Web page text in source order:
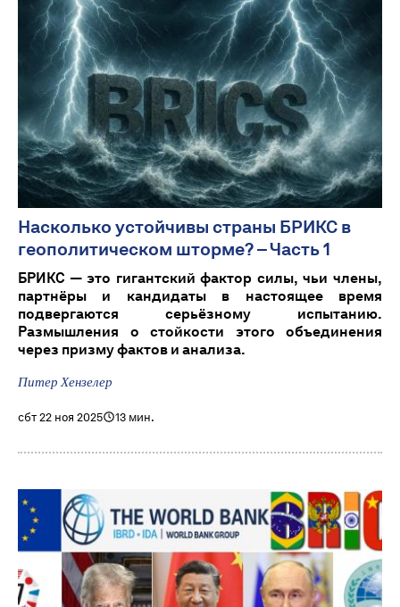
Насколько устойчивы страны БРИКС в
геополитическом шторме? – Часть 1
БРИКС — это гигантский фактор силы, чьи члены,
партнёры и кандидаты в настоящее время
подвергаются серьёзному испытанию.
Размышления о стойкости этого объединения
через призму фактов и анализа.
Питер Хензелер
сбт 22 ноя 2025 13 мин.